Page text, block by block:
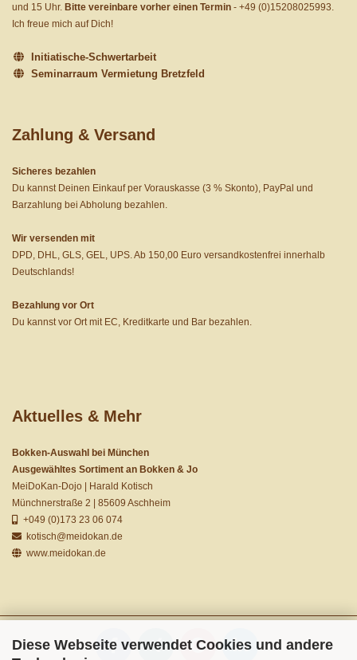
Diese Webseite verwendet Cookies und andere
und 15 Uhr. Bitte vereinbare vorher einen Termin - +49 (0)15208025993
Ich freue mich auf Dich!
Initiatische-Schwertarbeit
Seminarraum Vermietung Bretzfeld
Zahlung & Versand
Sicheres bezahlen
Du kannst Deinen Einkauf per Vorauskasse (3 % Skonto), PayPal und
Barzahlung bei Abholung bezahlen.
Wir versenden mit
DPD, DHL, GLS, GEL, UPS. Ab 150,00 Euro versandkostenfrei innerhalb
Deutschlands!
Bezahlung vor Ort
Du kannst vor Ort mit EC, Kreditkarte und Bar bezahlen.
Aktuelles & Mehr
Bokken-Auswahl bei München
Ausgewähltes Sortiment an Bokken & Jo
MeiDoKan-Dojo | Harald Kotisch
Münchnerstraße 2 | 85609 Aschheim
+049 (0)173 23 06 074
kotisch@meidokan.de
www.meidokan.de